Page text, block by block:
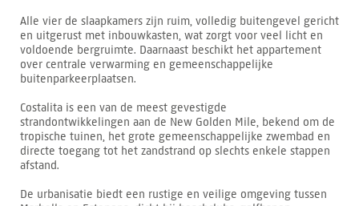
Alle vier de slaapkamers zijn ruim, volledig buitengevel gericht
en uitgerust met inbouwkasten, wat zorgt voor veel licht en
voldoende bergruimte. Daarnaast beschikt het appartement
over centrale verwarming en gemeenschappelijke
buitenparkeerplaatsen.
Costalita is een van de meest gevestigde
strandontwikkelingen aan de New Golden Mile, bekend om de
tropische tuinen, het grote gemeenschappelijke zwembad en
directe toegang tot het zandstrand op slechts enkele stappen
afstand.
De urbanisatie biedt een rustige en veilige omgeving tussen